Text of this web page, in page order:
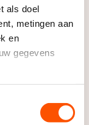
als doel
metingen aan
en
gegevens
locatie,
oude
Na haar
ze tegen
Klassen is een